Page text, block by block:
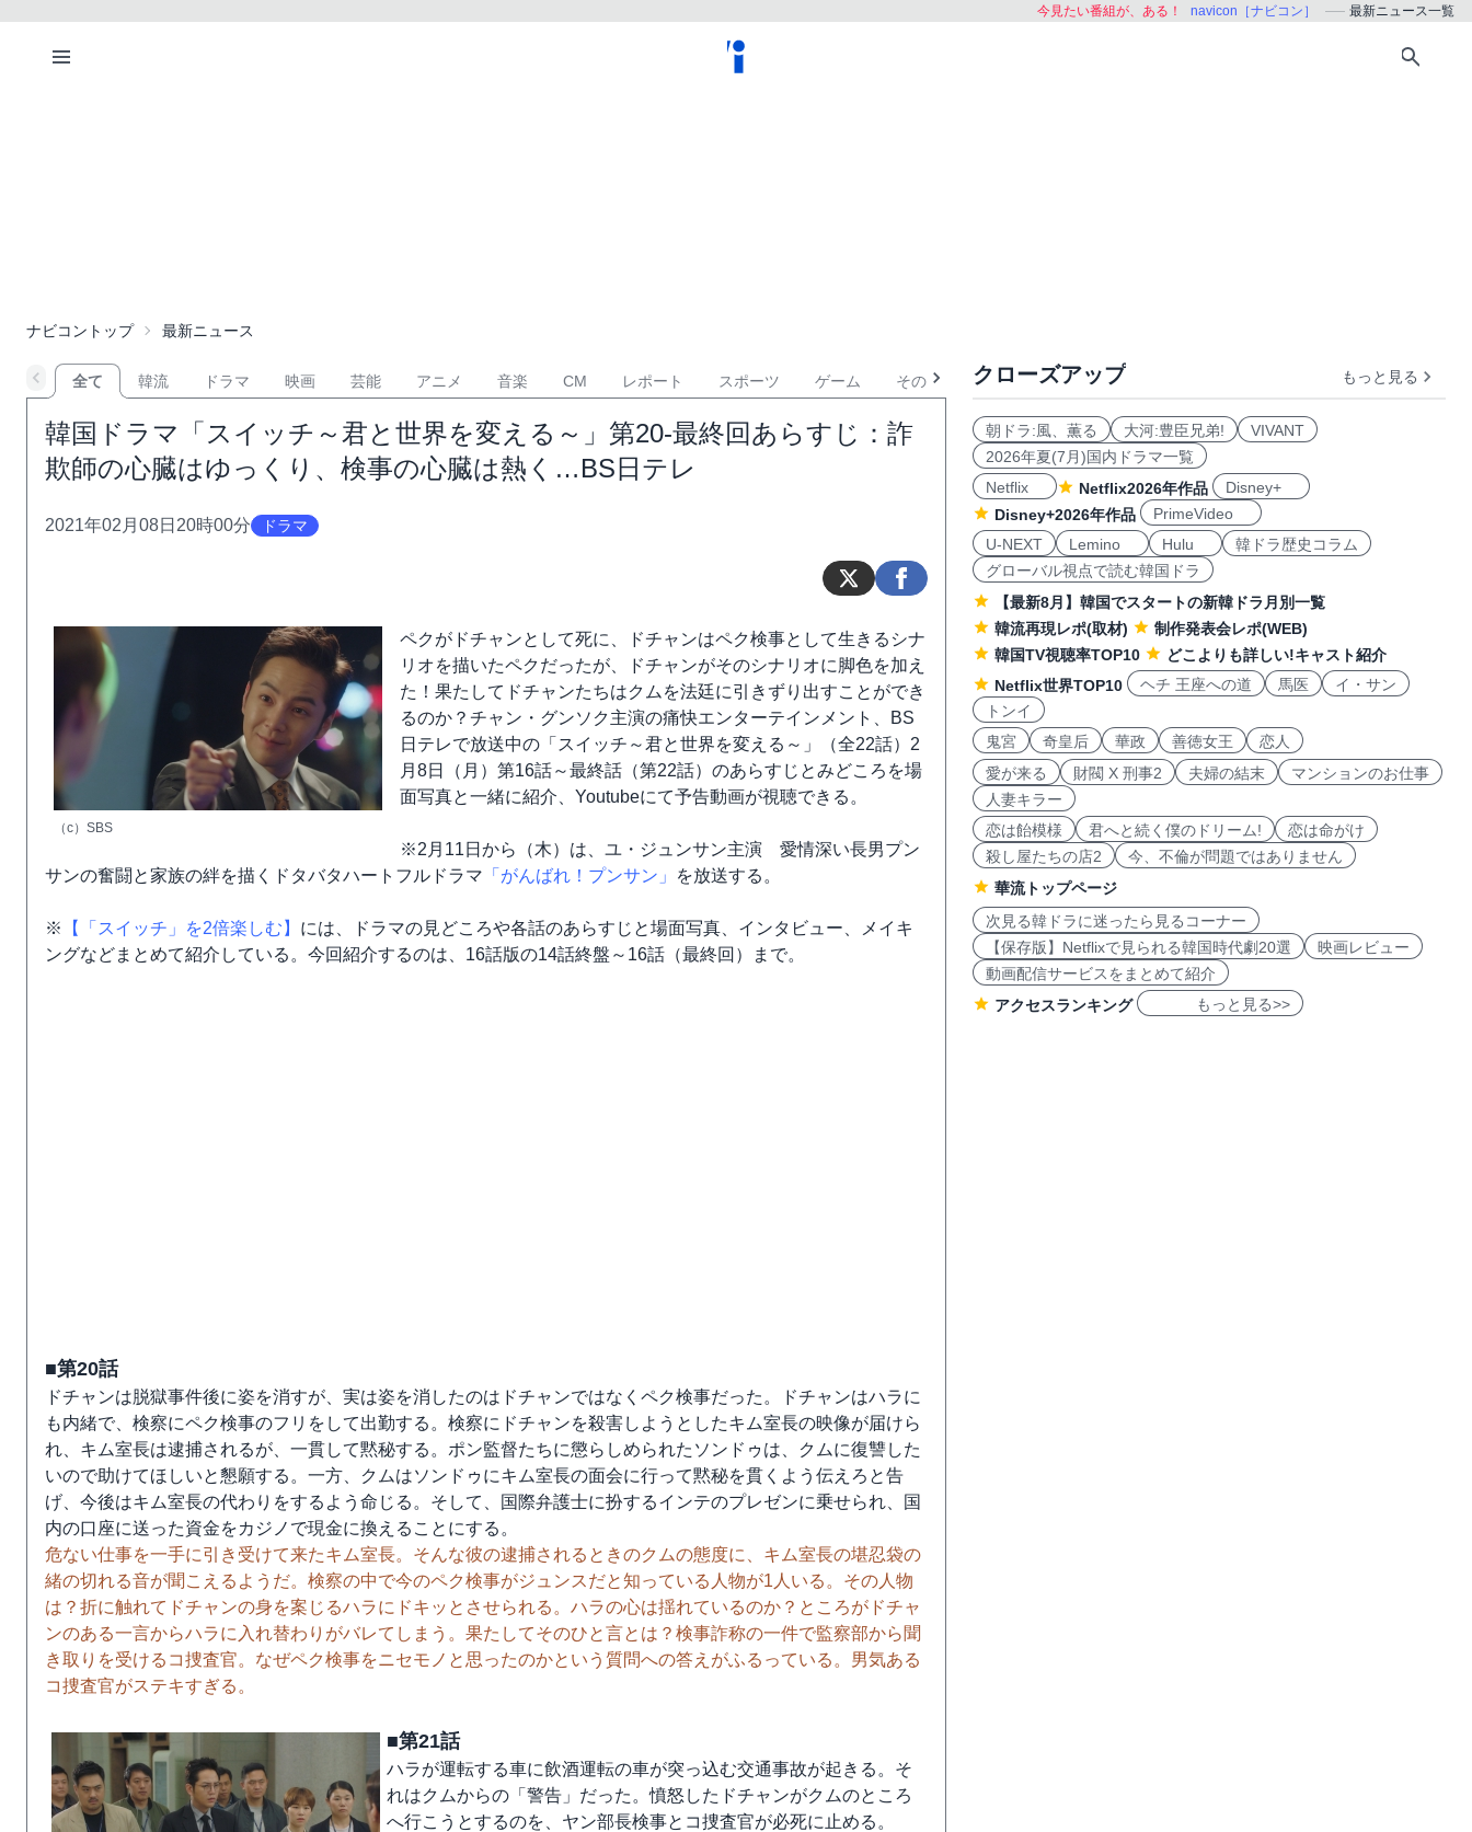
今見たい番組が、ある！ navicon［ナビコン］ 最新ニュース一覧
ナビコントップ 最新ニュース
全て 韓流 ドラマ 映画 芸能 アニメ 音楽 CM レポート スポーツ ゲーム その他
韓国ドラマ「スイッチ～君と世界を変える～」第20-最終回あらすじ：詐
欺師の心臓はゆっくり、検事の心臓は熱く…BS日テレ
2021年02月08日20時00分 ドラマ
（c）SBS
ペクがドチャンとして死に、ドチャンはペク検事として生きるシナ
リオを描いたペクだったが、ドチャンがそのシナリオに脚色を加え
た！果たしてドチャンたちはクムを法廷に引きずり出すことができ
るのか？チャン・グンソク主演の痛快エンターテインメント、BS
日テレで放送中の「スイッチ～君と世界を変える～」（全22話）2
月8日（月）第16話～最終話（第22話）のあらすじとみどころを場
面写真と一緒に紹介、Youtubeにて予告動画が視聴できる。
※2月11日から（木）は、ユ・ジュンサン主演 愛情深い長男プン
サンの奮闘と家族の絆を描くドタバタハートフルドラマ 「がんばれ！プンサン」 を放送する。
※ 【「スイッチ」を2倍楽しむ】 には、ドラマの見どころや各話のあらすじと場面写真、インタビュー、メイキ
ングなどまとめて紹介している。今回紹介するのは、16話版の14話終盤～16話（最終回）まで。
■第20話
ドチャンは脱獄事件後に姿を消すが、実は姿を消したのはドチャンではなくペク検事だった。ドチャンはハラに
も内緒で、検察にペク検事のフリをして出勤する。検察にドチャンを殺害しようとしたキム室長の映像が届けら
れ、キム室長は逮捕されるが、一貫して黙秘する。ポン監督たちに懲らしめられたソンドゥは、クムに復讐した
いので助けてほしいと懇願する。一方、クムはソンドゥにキム室長の面会に行って黙秘を貫くよう伝えろと告
げ、今後はキム室長の代わりをするよう命じる。そして、国際弁護士に扮するインテのプレゼンに乗せられ、国
内の口座に送った資金をカジノで現金に換えることにする。
危ない仕事を一手に引き受けて来たキム室長。そんな彼の逮捕されるときのクムの態度に、キム室長の堪忍袋の
緒の切れる音が聞こえるようだ。検察の中で今のペク検事がジュンスだと知っている人物が1人いる。その人物
は？折に触れてドチャンの身を案じるハラにドキッとさせられる。ハラの心は揺れているのか？ところがドチャ
ンのある一言からハラに入れ替わりがバレてしまう。果たしてそのひと言とは？検事詐称の一件で監察部から聞
き取りを受けるコ捜査官。なぜペク検事をニセモノと思ったのかという質問への答えがふるっている。男気ある
コ捜査官がステキすぎる。
■第21話
ハラが運転する車に飲酒運転の車が突っ込む交通事故が起きる。そ
れはクムからの「警告」だった。憤怒したドチャンがクムのところ
へ行こうとするのを、ヤン部長検事とコ捜査官が必死に止める。
クローズアップ もっと見る
朝ドラ:風、薫る 大河:豊臣兄弟!
VIVANT
2026年夏(7月)国内ドラマ一覧
Netflix
Netflix2026年作品
Disney+
Disney+2026年作品
PrimeVideo
U-NEXT
Lemino Hulu
韓ドラ歴史コラム
グローバル視点で読む韓国ドラ
【最新8月】韓国でスタートの新韓ドラ月別一覧
韓流再現レポ(取材)
制作発表会レポ(WEB)
韓国TV視聴率TOP10
どこよりも詳しい!キャスト紹介
Netflix世界TOP10
ヘチ 王座への道 馬医
イ・サン
トンイ
鬼宮
奇皇后 華政 善徳女王
恋人
愛が来る
財閥 X 刑事2 夫婦の結末
マンションのお仕事
人妻キラー
恋は飴模様
君へと続く僕のドリーム!
恋は命がけ
殺し屋たちの店2
今、不倫が問題ではありません
華流トップページ
次見る韓ドラに迷ったら見るコーナー
【保存版】Netflixで見られる韓国時代劇20選
映画レビュー
動画配信サービスをまとめて紹介
アクセスランキング
もっと見る>>